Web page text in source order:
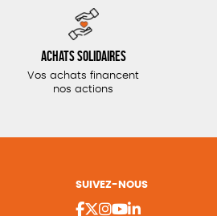
Achats solidaires
Vos achats financent
nos actions
SUIVEZ-NOUS